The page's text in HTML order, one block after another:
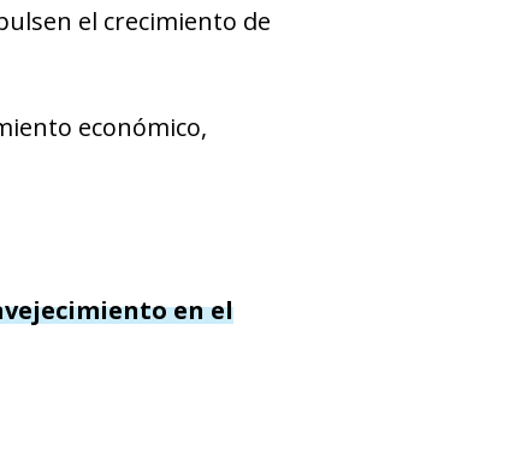
el crecimiento de
económico,
en el